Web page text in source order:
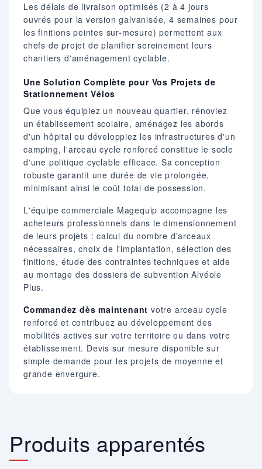
Les délais de livraison optimisés (2 à 4 jours
ouvrés pour la version galvanisée, 4 semaines pour
les finitions peintes sur-mesure) permettent aux
chefs de projet de planifier sereinement leurs
chantiers d'aménagement cyclable.
Une Solution Complète pour Vos Projets de
Stationnement Vélos
Que vous équipiez un nouveau quartier, rénoviez
un établissement scolaire, aménagez les abords
d'un hôpital ou développiez les infrastructures d'un
camping, l'arceau cycle renforcé constitue le socle
d'une politique cyclable efficace. Sa conception
robuste garantit une durée de vie prolongée,
minimisant ainsi le coût total de possession.
L'équipe commerciale Magequip accompagne les
acheteurs professionnels dans le dimensionnement
de leurs projets : calcul du nombre d'arceaux
nécessaires, choix de l'implantation, sélection des
finitions, étude des contraintes techniques et aide
au montage des dossiers de subvention Alvéole
Plus.
Commandez dès maintenant votre arceau cycle
renforcé et contribuez au développement des
mobilités actives sur votre territoire ou dans votre
établissement. Devis sur mesure disponible sur
simple demande pour les projets de moyenne et
grande envergure.
Produits apparentés